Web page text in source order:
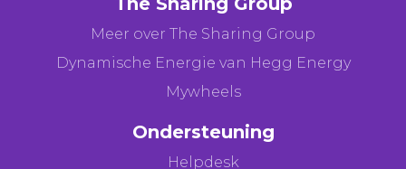
Meer over The Sharing Group
Dynamische Energie van Hegg Energy
Mywheels
Ondersteuning
Helpdesk